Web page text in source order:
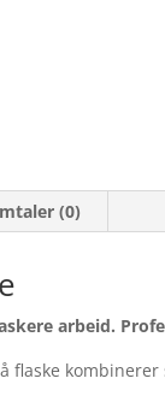
(0)
arbeid.
flaske